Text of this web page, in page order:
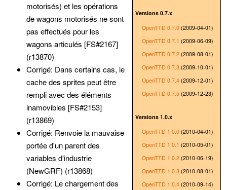
Versions 0.7.x
OpenTTD 0.7.0 (2009-04-01)
OpenTTD 0.7.1 (2009-06-09)
OpenTTD 0.7.2 (2009-08-01)
OpenTTD 0.7.3 (2009-10-01)
OpenTTD 0.7.4 (2009-12-01)
OpenTTD 0.7.5 (2009-12-23)
Versions 1.0.x
OpenTTD 1.0.0 (2010-04-01)
OpenTTD 1.0.1 (2010-05-01)
OpenTTD 1.0.2 (2010-06-19)
OpenTTD 1.0.3 (2010-08-01)
OpenTTD 1.0.4 (2010-09-14)
motorisés) et les opérations
de wagons motorisés ne sont
pas effectués pour les
wagons articulés [FS#2167]
(r13870)
Corrigé: Dans certains cas, le
cache des sprites peut être
rempli avec des éléments
inamovibles [FS#2153]
(r13869)
Corrigé: Renvoie la mauvaise
portée d'un parent des
variables d'industrie
(NewGRF) (r13868)
Corrigé: Le chargement des